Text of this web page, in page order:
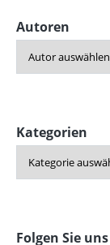
Autoren
Kategorien
Folgen Sie uns